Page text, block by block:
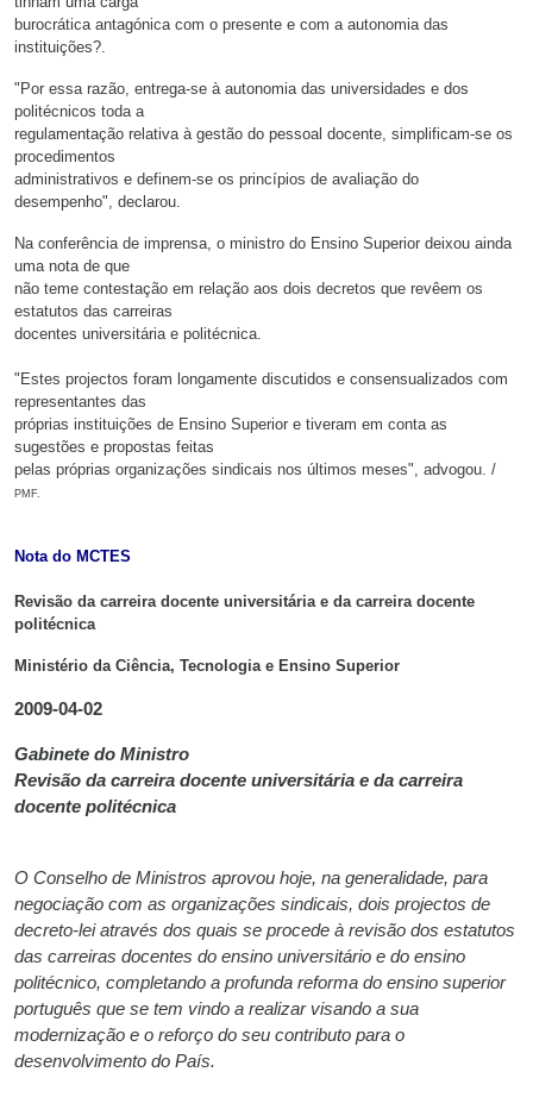
burocrática antagónica com o presente e com a autonomia das
instituições?.
"Por essa razão, entrega-se à autonomia das universidades e dos
politécnicos toda a
regulamentação relativa à gestão do pessoal docente, simplificam-se os
procedimentos
administrativos e definem-se os princípios de avaliação do
desempenho", declarou.
Na conferência de imprensa, o ministro do Ensino Superior deixou ainda
uma nota de que
não teme contestação em relação aos dois decretos que revêem os
estatutos das carreiras
docentes universitária e politécnica.
"Estes projectos foram longamente discutidos e consensualizados com
representantes das
próprias instituições de Ensino Superior e tiveram em conta as
sugestões e propostas feitas
pelas próprias organizações sindicais nos últimos meses", advogou. /
PMF.
Nota do MCTES
Revisão da carreira docente universitária e da carreira docente
politécnica
Ministério da Ciência, Tecnologia e Ensino Superior
2009-04-02
Gabinete do Ministro
Revisão da carreira docente universitária e da carreira
docente politécnica
O Conselho de Ministros aprovou hoje, na generalidade, para
negociação com as organizações sindicais, dois projectos de
decreto-lei através dos quais se procede à revisão dos estatutos
das carreiras docentes do ensino universitário e do ensino
politécnico, completando a profunda reforma do ensino superior
português que se tem vindo a realizar visando a sua
modernização e o reforço do seu contributo para o
desenvolvimento do País.